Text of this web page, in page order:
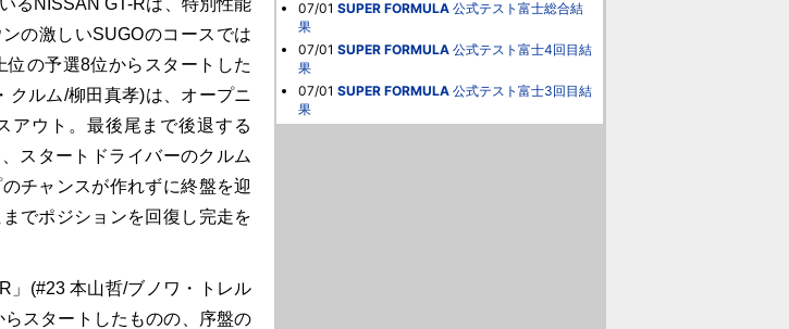
るNISSAN GT-Rは、特別性能
の激しいSUGOのコースでは
の予選8位からスタートした
クルム/柳田真孝)は、オープニ
アウト。最後尾まで後退する
スタートドライバーのクルム
チャンスが作れずに終盤を迎
でポジションを回復し完走を
」(#23 本山哲/ブノワ・トレル
スタートしたものの、序盤の
07/01 SUPER FORMULA 公式テスト富士総合結
果
07/01 SUPER FORMULA 公式テスト富士4回目結
果
07/01 SUPER FORMULA 公式テスト富士3回目結
果